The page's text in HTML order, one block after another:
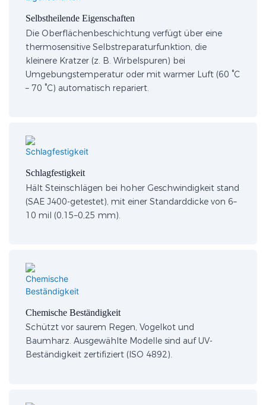
Selbstheilende Eigenschaften
Die Oberflächenbeschichtung verfügt über eine
thermosensitive Selbstreparaturfunktion, die
kleinere Kratzer (z. B. Wirbelspuren) bei
Umgebungstemperatur oder mit warmer Luft (60 °C
– 70 °C) automatisch repariert.
Schlagfestigkeit
Hält Steinschlägen bei hoher Geschwindigkeit stand
(SAE J400-getestet), mit einer Standarddicke von 6–
10 mil (0,15–0,25 mm).
Chemische Beständigkeit
Schützt vor saurem Regen, Vogelkot und
Baumharz. Ausgewählte Modelle sind auf UV-
Beständigkeit zertifiziert (ISO 4892).